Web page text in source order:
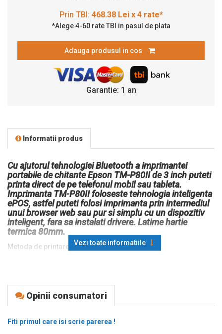
*Alege 4-60 rate TBI in pasul de plata
Adauga produsul in cos
Garantie: 1 an
Informatii produs
Cu ajutorul tehnologiei Bluetooth a imprimantei
portabile de chitante Epson TM-P80II de 3 inch puteti
printa direct de pe telefonul mobil sau tableta.
Imprimanta TM-P80II foloseste tehnologia inteligenta
ePOS, astfel puteti folosi imprimanta prin intermediul
unui browser web sau pur si simplu cu un dispozitiv
inteligent, fara sa instalati drivere. Latime hartie
termica 80mm.
Metoda de printare: Direct Termic (fara ribon)
Viteza tiparire: 100 mm/s
Greutate: 220g
Vezi toate informatiile
Opinii consumatori
Fiti primul care isi scrie parerea !